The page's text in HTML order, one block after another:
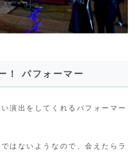
！ パフォーマー
演出をしてくれるパフォーマー
はないようなので、会えたらラ